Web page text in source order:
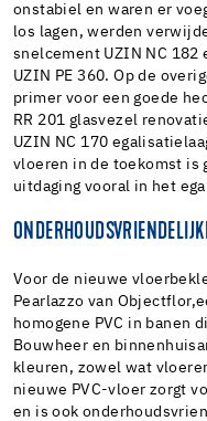
onstabiel en waren er
los lagen, werden
snelcement UZIN NC
UZIN PE 360. Op de
primer voor een goede
RR 201 glasvezel
UZIN NC 170
vloeren in de toekomst is
uitdaging vooral in het
Voor de nieuwe
Pearlazzo van
homogene PVC in banen
Bouwheer en
kleuren, zowel wat
nieuwe PVC-vloer zorgt
en is ook